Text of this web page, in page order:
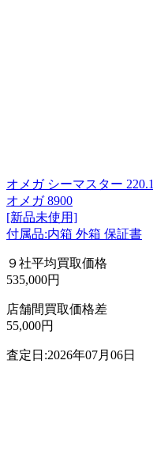
オメガ シーマスター
オメガ 8900
[新品未使用]
付属品:内箱 外箱 保証書
９社平均買取価格
535,000円
店舗間買取価格差
55,000円
査定日:2026年07月06日